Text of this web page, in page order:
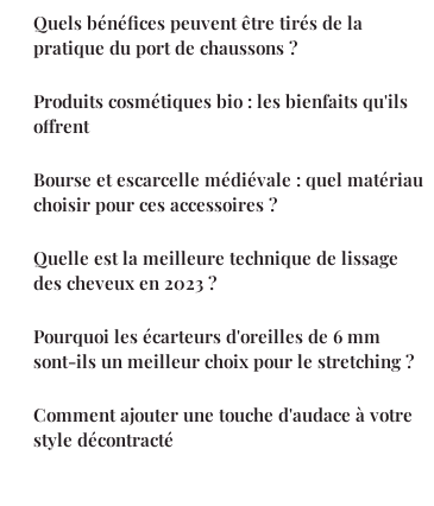
Quels bénéfices peuvent être tirés de la
pratique du port de chaussons ?
Produits cosmétiques bio : les bienfaits qu'ils
offrent
Bourse et escarcelle médiévale : quel matériau
choisir pour ces accessoires ?
Quelle est la meilleure technique de lissage
des cheveux en 2023 ?
Pourquoi les écarteurs d'oreilles de 6 mm
sont-ils un meilleur choix pour le stretching ?
Comment ajouter une touche d'audace à votre
style décontracté